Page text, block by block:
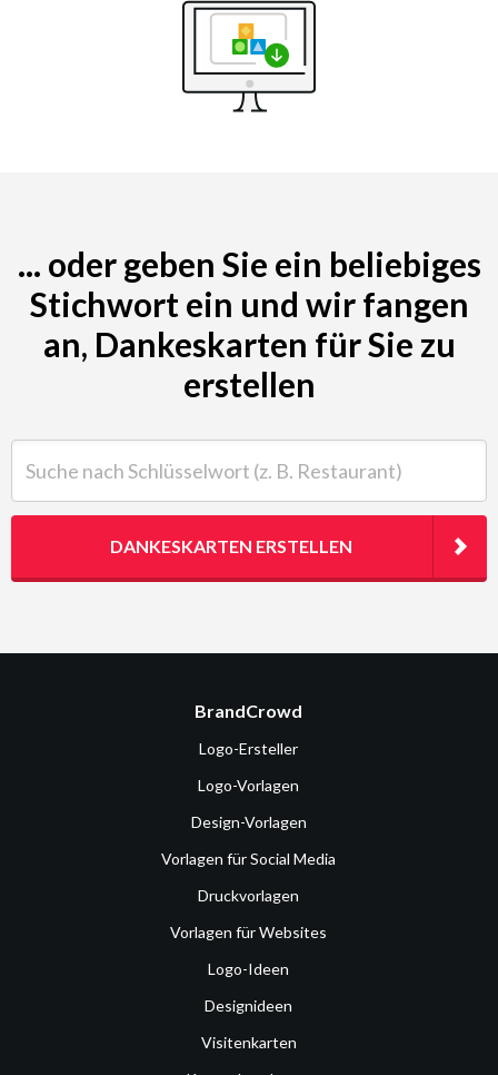
... oder geben Sie ein beliebiges
Stichwort ein und wir fangen
an, Dankeskarten für Sie zu
erstellen
DANKESKARTEN ERSTELLEN
BrandCrowd
Logo-Ersteller
Logo-Vorlagen
Design-Vorlagen
Vorlagen für Social Media
Druckvorlagen
Vorlagen für Websites
Logo-Ideen
Designideen
Visitenkarten